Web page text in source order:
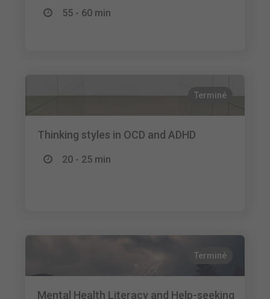
55 - 60 min
Terminé
Thinking styles in OCD and ADHD
20 - 25 min
Terminé
Mental Health Literacy and Help-seeking